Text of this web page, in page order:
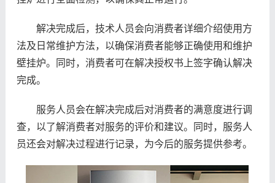
解决完成后，技术人员会向消费者详细介绍使用方
法及日常维护方法，以确保消费者能够正确使用和维护
壁挂炉。同时，消费者可在解决授权书上签字确认解决
完成。
服务人员会在解决完成后对消费者的满意度进行调
查，以了解消费者对服务的评价和建议。同时，服务人
员还会对解决过程进行记录，为今后的服务提供参考。